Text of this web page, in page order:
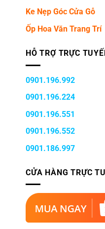
Ke Nẹp Góc Cửa Gỗ
Ốp Hoa Văn Trang Trí
HỖ TRỢ TRỰC
0901.196.992
0901.196.224
0901.196.551
0901.196.552
0901.186.997
CỬA HÀNG TRỰC